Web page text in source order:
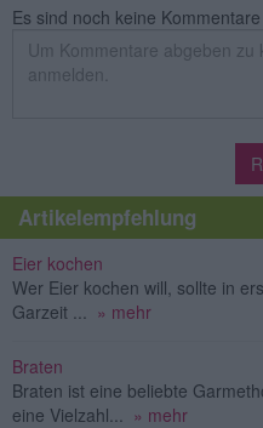
Es sind noch keine
Artikelempfehlung
Eier kochen
Wer Eier kochen will, sollte in
Garzeit ...
» mehr
Braten
Braten ist eine beliebte
eine Vielzahl...
» mehr